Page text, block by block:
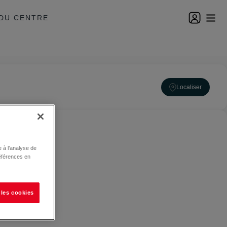
CENTRE
Localiser
l’analyse de
en
cookies